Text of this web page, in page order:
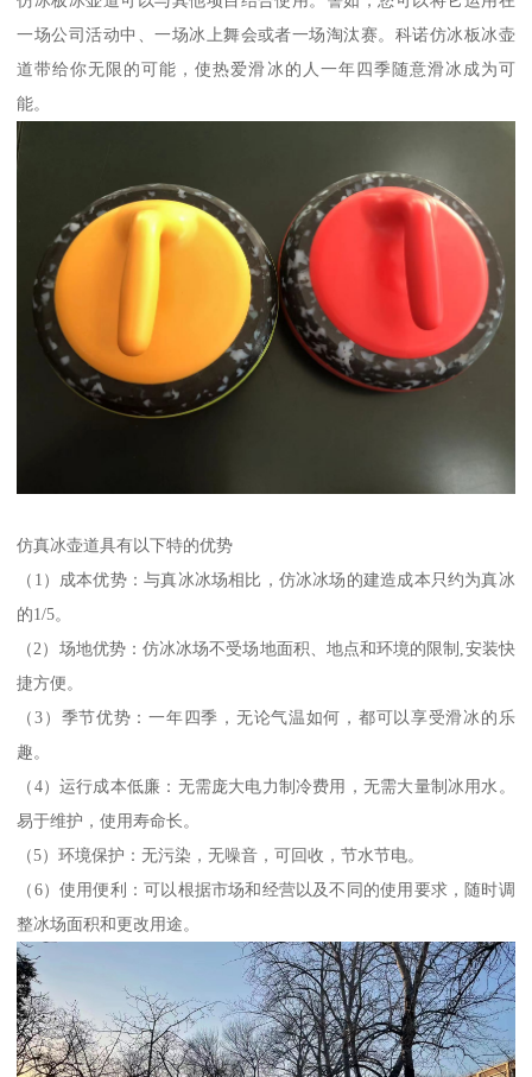
一场公司活动中、一场冰上舞会或者一场淘汰赛。科诺仿冰板冰壶
道带给你无限的可能，使热爱滑冰的人一年四季随意滑冰成为可
能。
仿真冰壶道具有以下特的优势
（1）成本优势：与真冰冰场相比，仿冰冰场的建造成本只约为真冰
的1/5。
（2）场地优势：仿冰冰场不受场地面积、地点和环境的限制,安装快
捷方便。
（3）季节优势：一年四季，无论气温如何，都可以享受滑冰的乐
趣。
（4）运行成本低廉：无需庞大电力制冷费用，无需大量制冰用水。
易于维护，使用寿命长。
（5）环境保护：无污染，无噪音，可回收，节水节电。
（6）使用便利：可以根据市场和经营以及不同的使用要求，随时调
整冰场面积和更改用途。